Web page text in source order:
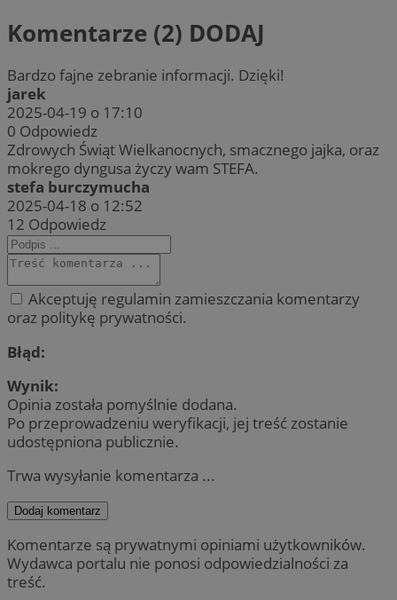
Komentarze (2) DODAJ
Bardzo fajne zebranie informacji. Dzięki!
jarek
2025-04-19 o 17:10
0 Odpowiedz
Zdrowych Świąt Wielkanocnych, smacznego jajka, oraz
mokrego dyngusa życzy wam STEFA.
stefa burczymucha
2025-04-18 o 12:52
12 Odpowiedz
Akceptuję regulamin zamieszczania komentarzy
oraz politykę prywatności.
Błąd:
Wynik:
Opinia została pomyślnie dodana.
Po przeprowadzeniu weryfikacji, jej treść zostanie
udostępniona publicznie.
Trwa wysyłanie komentarza ...
Dodaj komentarz
Komentarze są prywatnymi opiniami użytkowników.
Wydawca portalu nie ponosi odpowiedzialności za
treść.